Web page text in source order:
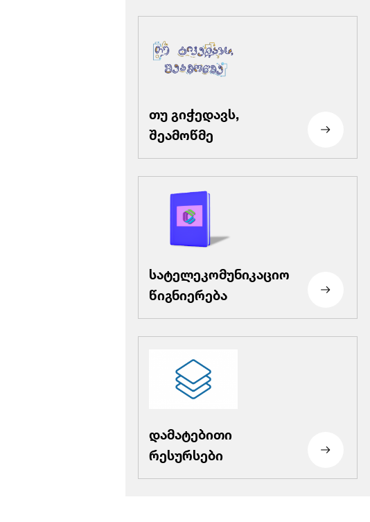
თუ გიჭედავს,
შეამოწმე
სატელეკომუნიკაციო
წიგნიერება
დამატებითი
რესურსები